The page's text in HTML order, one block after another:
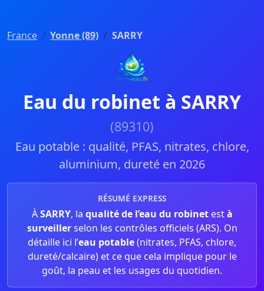
France Yonne (89) SARRY
Eau du robinet à SARRY
(89310)
Eau potable : qualité, PFAS, nitrates, chlore,
aluminium, dureté en 2026
RÉSUMÉ EXPRESS
ÀSARRY, la qualité de l’eau du robinetestà
surveillerselon les contrôles officiels (ARS). On
détaille ici l’eau potable(nitrates, PFAS, chlore,
dureté/calcaire) et ce que cela implique pour le
goût, la peau et les usages du quotidien.